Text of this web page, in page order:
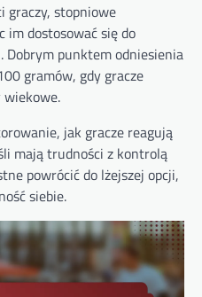
graczy, stopniowe
im dostosować się do
punktem odniesienia
gramów, gdy gracze
wiekowe.
jak gracze reagują
mają trudności z kontrolą
powrócić do lżejszej opcji,
siebie.